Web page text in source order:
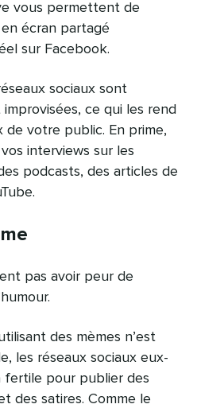
vous permettent de
écran partagé
sur Facebook.
sociaux sont
ce qui les rend
votre public. En prime,
interviews sur les
podcasts, des articles de
pas avoir peur de
des mèmes n’est
les réseaux sociaux eux-
fertile pour publier des
des satires. Comme le